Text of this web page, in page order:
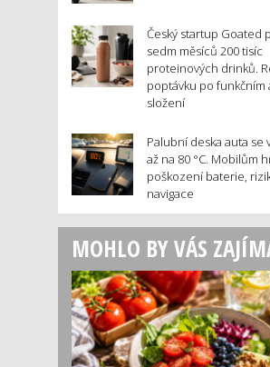
Český startup Goated
sedm měsíců 200 tisíc
proteinových drinků.
poptávku po funkčním
složení
Palubní deska auta se
až na 80 °C. Mobilům
poškození baterie,
navigace
MOHLO BY VÁS